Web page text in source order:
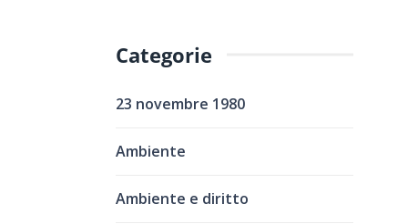
Categorie
23 novembre 1980
Ambiente
Ambiente e diritto